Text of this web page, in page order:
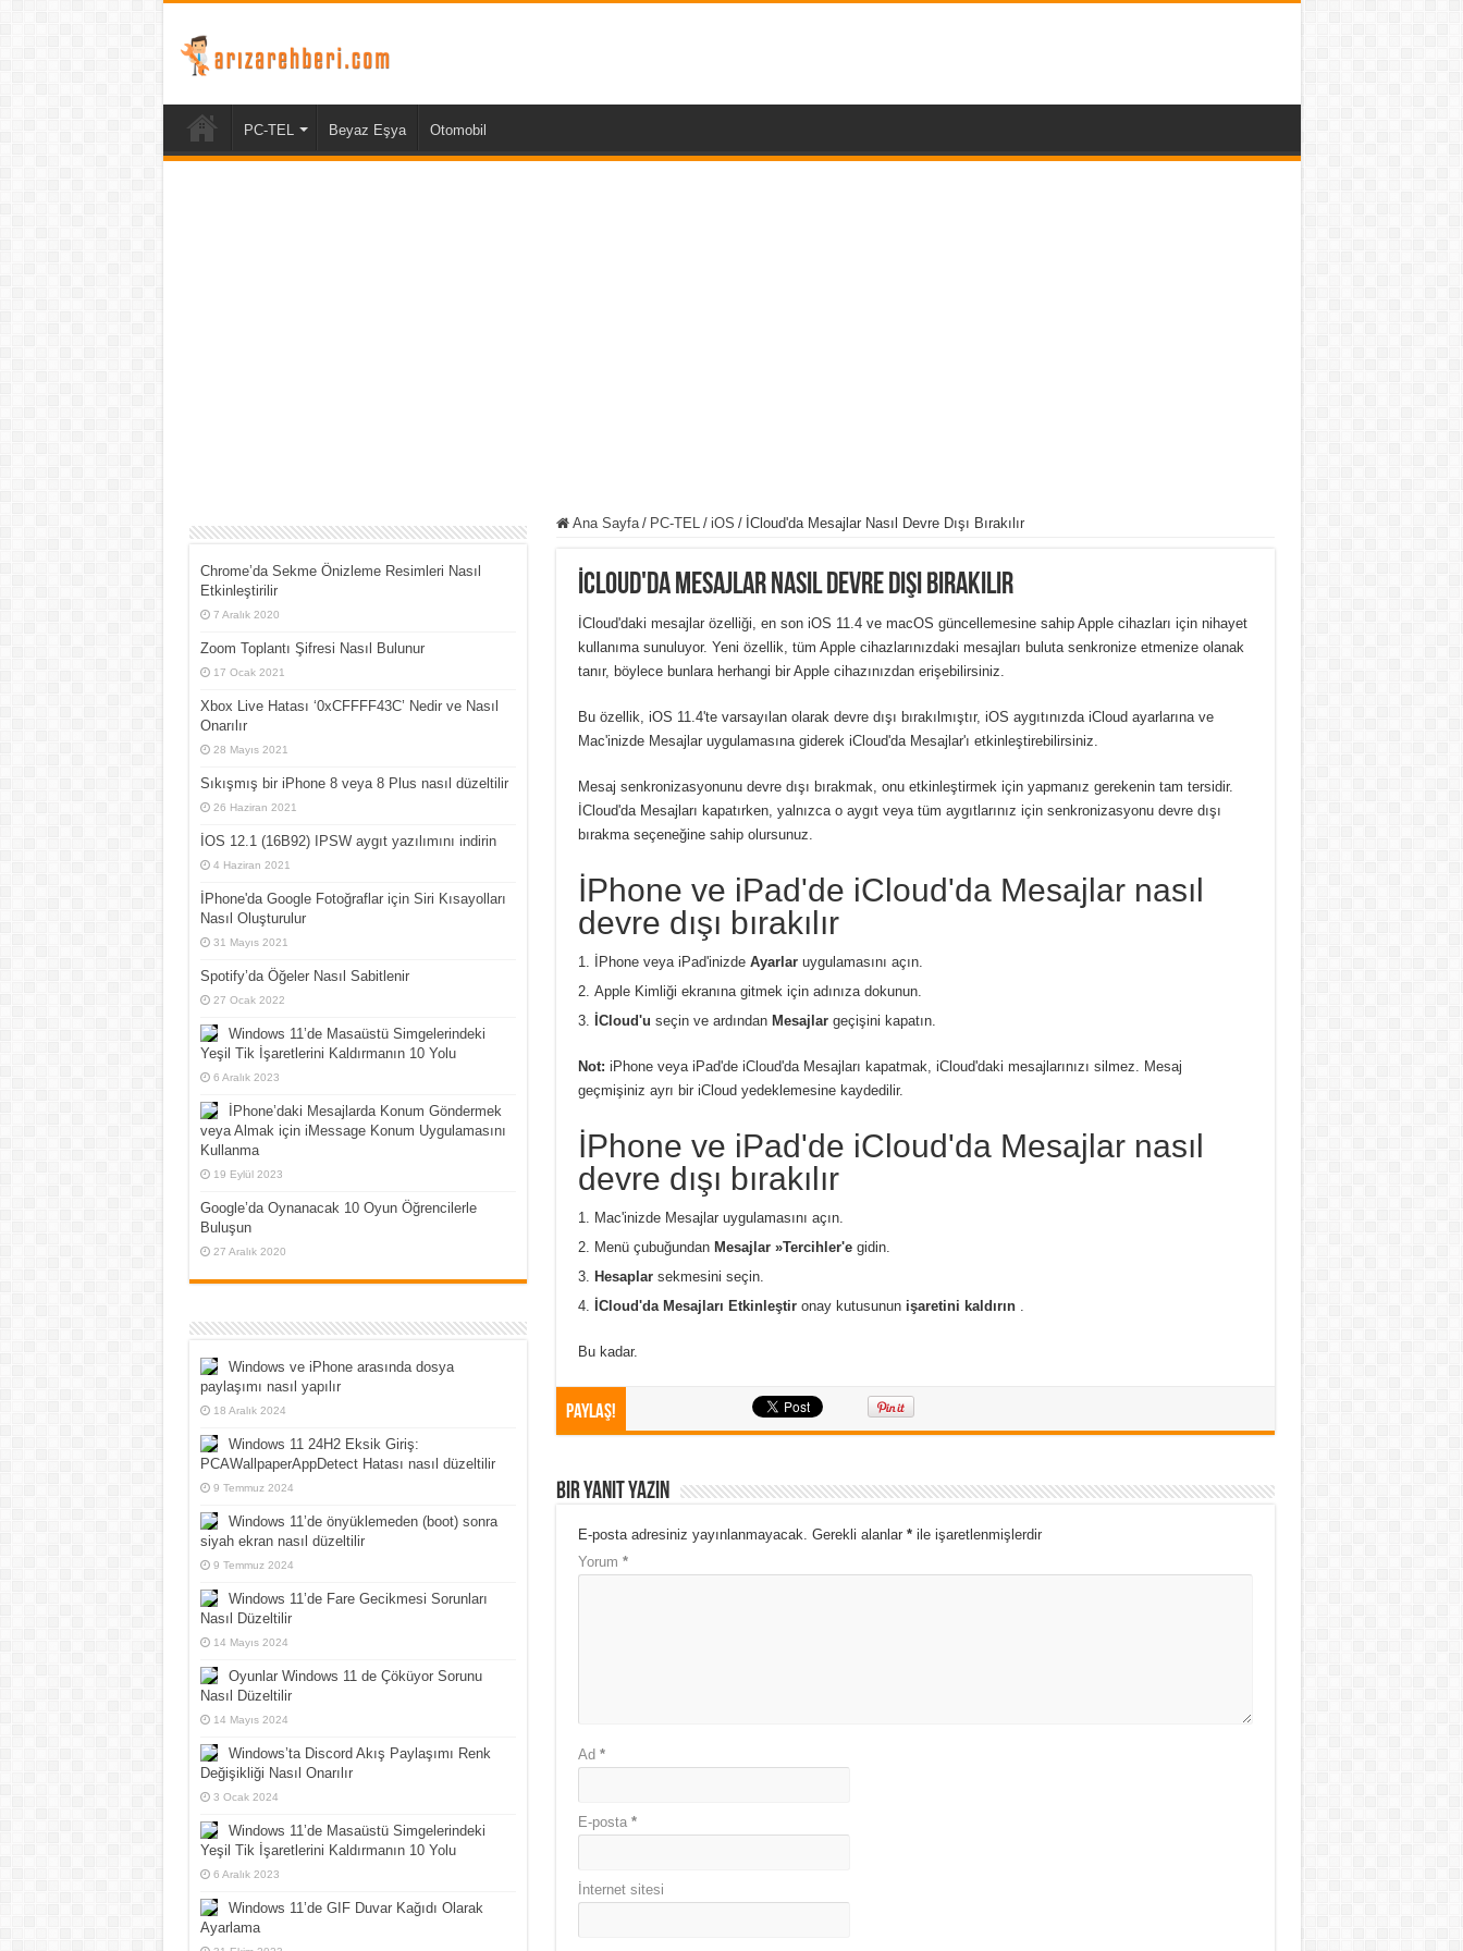
PC-TEL Beyaz Eşya Otomobil
Ana Sayfa / PC-TEL / iOS / İCloud'da Mesajlar Nasıl Devre Dışı Bırakılır
İCloud'da Mesajlar Nasıl Devre Dışı Bırakılır
İCloud'daki mesajlar özelliği, en son iOS 11.4 ve macOS güncellemesine sahip Apple cihazları için nihayet
kullanıma sunuluyor. Yeni özellik, tüm Apple cihazlarınızdaki mesajları buluta senkronize etmenize olanak
tanır, böylece bunlara herhangi bir Apple cihazınızdan erişebilirsiniz.
Bu özellik, iOS 11.4'te varsayılan olarak devre dışı bırakılmıştır, iOS aygıtınızda iCloud ayarlarına ve
Mac'inizde Mesajlar uygulamasına giderek iCloud'da Mesajlar'ı etkinleştirebilirsiniz.
Mesaj senkronizasyonunu devre dışı bırakmak, onu etkinleştirmek için yapmanız gerekenin tam tersidir.
İCloud'da Mesajları kapatırken, yalnızca o aygıt veya tüm aygıtlarınız için senkronizasyonu devre dışı
bırakma seçeneğine sahip olursunuz.
İPhone ve iPad'de iCloud'da Mesajlar nasıl
devre dışı bırakılır
İPhone veya iPad'inizde Ayarlaruygulamasını açın.
Apple Kimliği ekranına gitmek için adınıza dokunun.
İCloud'u seçin ve ardından Mesajlargeçişini kapatın.
Not: iPhone veya iPad'de iCloud'da Mesajları kapatmak, iCloud'daki mesajlarınızı silmez. Mesaj
geçmişiniz ayrı bir iCloud yedeklemesine kaydedilir.
İPhone ve iPad'de iCloud'da Mesajlar nasıl
devre dışı bırakılır
Mac'inizde Mesajlar uygulamasını açın.
Menü çubuğundan Mesajlar »Tercihler'egidin.
Hesaplarsekmesini seçin.
İCloud'da Mesajları Etkinleştironay kutusunun işaretini kaldırın.
Bu kadar.
Paylaş!
Bir yanıt yazın
E-posta adresiniz yayınlanmayacak. Gerekli alanlar *ile işaretlenmişlerdir
Yorum *
Ad *
E-posta *
İnternet sitesi
Chrome’da Sekme Önizleme Resimleri Nasıl
Etkinleştirilir
7 Aralık 2020
Zoom Toplantı Şifresi Nasıl Bulunur
17 Ocak 2021
Xbox Live Hatası ‘0xCFFFF43C’ Nedir ve Nasıl
Onarılır
28 Mayıs 2021
Sıkışmış bir iPhone 8 veya 8 Plus nasıl düzeltilir
26 Haziran 2021
İOS 12.1 (16B92) IPSW aygıt yazılımını indirin
4 Haziran 2021
İPhone'da Google Fotoğraflar için Siri Kısayolları
Nasıl Oluşturulur
31 Mayıs 2021
Spotify’da Öğeler Nasıl Sabitlenir
27 Ocak 2022
Windows 11’de Masaüstü Simgelerindeki
Yeşil Tik İşaretlerini Kaldırmanın 10 Yolu
6 Aralık 2023
İPhone’daki Mesajlarda Konum Göndermek
veya Almak için iMessage Konum Uygulamasını
Kullanma
19 Eylül 2023
Google’da Oynanacak 10 Oyun Öğrencilerle
Buluşun
27 Aralık 2020
Windows ve iPhone arasında dosya
paylaşımı nasıl yapılır
18 Aralık 2024
Windows 11 24H2 Eksik Giriş:
PCAWallpaperAppDetect Hatası nasıl düzeltilir
9 Temmuz 2024
Windows 11’de önyüklemeden (boot) sonra
siyah ekran nasıl düzeltilir
9 Temmuz 2024
Windows 11’de Fare Gecikmesi Sorunları
Nasıl Düzeltilir
14 Mayıs 2024
Oyunlar Windows 11 de Çöküyor Sorunu
Nasıl Düzeltilir
14 Mayıs 2024
Windows’ta Discord Akış Paylaşımı Renk
Değişikliği Nasıl Onarılır
3 Ocak 2024
Windows 11’de Masaüstü Simgelerindeki
Yeşil Tik İşaretlerini Kaldırmanın 10 Yolu
6 Aralık 2023
Windows 11’de GIF Duvar Kağıdı Olarak
Ayarlama